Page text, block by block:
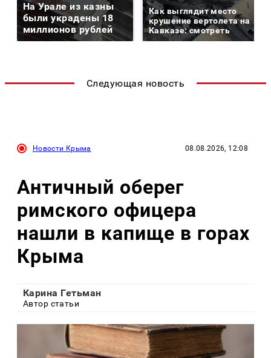
На Урале из казны
были украдены 18
миллионов рублей
Как выглядит место
крушение вертолета на
Кавказе: смотреть
Следующая новость
Новости Крыма 08.08.2026, 12:08
Античный оберег
римского офицера
нашли в капище в горах
Крыма
Карина Гетьман
Автор статьи